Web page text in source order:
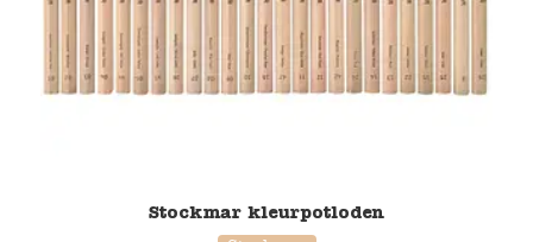
Stockmar kleurpotloden